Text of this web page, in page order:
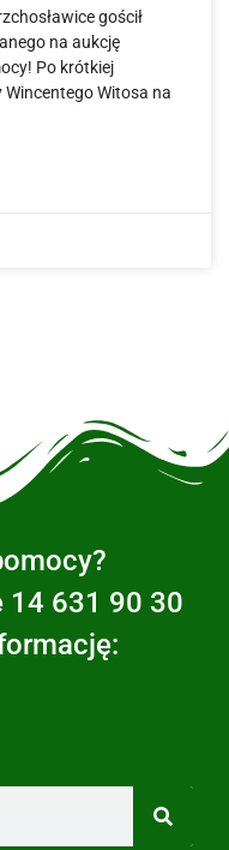
gościł
na aukcję
Po krótkiej
Witosa na
14 631 90 30